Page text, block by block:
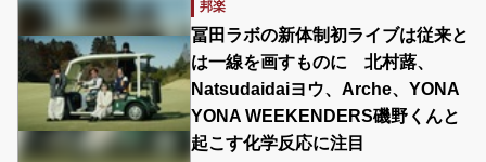
邦楽
冨田ラボの新体制初ライブは従来と
は一線を画すものに 北村蕗、
Natsudaidaiヨウ、Arche、YONA
YONA WEEKENDERS磯野くんと
起こす化学反応に注目